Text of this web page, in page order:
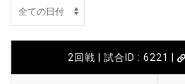
2回戦 | 試合ID : 6221 |